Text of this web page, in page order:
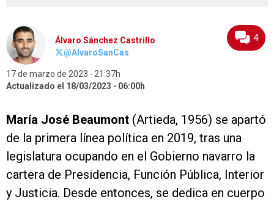
Álvaro Sánchez Castrillo
@AlvaroSanCas
17 de marzo de 2023
21:37h
Actualizado el 18/03/2023
06:00h
4
María José Beaumont (Artieda, 1956) se apartó
de la primera línea política en 2019, tras una
legislatura ocupando en el Gobierno navarro la
cartera de Presidencia, Función Pública, Interior
y Justicia. Desde entonces, se dedica en cuerpo